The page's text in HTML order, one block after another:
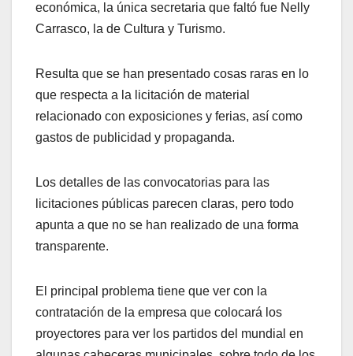
económica, la única secretaria que faltó fue Nelly
Carrasco, la de Cultura y Turismo.
Resulta que se han presentado cosas raras en lo
que respecta a la licitación de material
relacionado con exposiciones y ferias, así como
gastos de publicidad y propaganda.
Los detalles de las convocatorias para las
licitaciones públicas parecen claras, pero todo
apunta a que no se han realizado de una forma
transparente.
El principal problema tiene que ver con la
contratación de la empresa que colocará los
proyectores para ver los partidos del mundial en